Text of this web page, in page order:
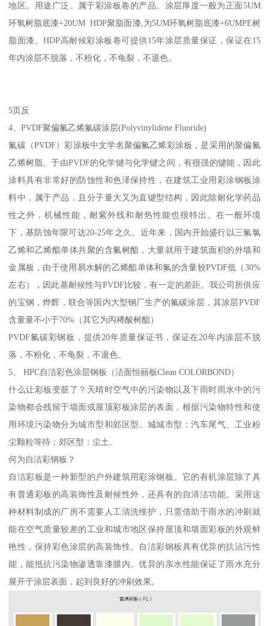
地区。用途广泛。属于彩涂板卷的产品。涂层厚度一般为正面5UM
环氧树脂底漆+20UM HDP聚脂面漆,为5UM环氧树脂底漆+6UMPE树
脂面漆。HDP高耐候彩涂板卷可提供15年涂层质量保证，保证在15
年内涂层不脱落，不粉化，不龟裂，不退色。
5页反
4、PVDF聚偏氟乙烯氟碳涂层(Polyvinylidene Fluoride)
氟碳（PVDF）彩涂板中文学名聚偏氟乙烯彩涂板，是采用的聚偏氟
乙烯树脂。于由PVDF的化学键与化学键之间，有很强的键能，因此
涂料具有非常好的防蚀性和色泽保持性，在建筑工业用彩涂钢板涂
料中，属于产品，且分子量大又为直键型结构，因此除耐化学药品
性之外，机械性能，耐紫外线和耐热性能也很特出。在一般环境
下，基防蚀年限可达20-25年之久。近年来，国内开始盛行以三氟氯
乙烯和乙烯酯单体共聚的含氟树酯，大量就用于建筑面积的外墙和
金属板，由于使用易水解的乙烯酯单体和氟的含量较PVDF低（30%
左右），因此基耐候性与PVDF比较，有一定的差距。我公司所供应
的宝钢，烨辉，联合等国内大型钢厂生产的氟碳涂层，其涂层PVDF
含量量不小于70%（其它为丙稀酸树酯）
PVDF氟碳彩钢板，提供20年质量保证书，保证在20年内涂层不脱
落，不粉化，不龟裂，不退色。
5、 HPC自洁彩色涂层钢板（洁面恒丽板Clean COLORBOND）
什么让彩板变脏了？天晴时空气中的污染物以及下雨时雨水中的污
染物都会残留于墙面或屋顶彩板涂层的表面，根据污染物特性和使
用环境污染物分为城市型和郊区型。城城市型：汽车尾气、工业粉
尘颗粒等待；郊区型：尘土。
何为自洁彩钢板？
自洁彩板是一种新型的户外建筑用彩涂钢板。它的有机涂层除了具
有普通彩板的高装饰性及耐候性外，还具有的自清洁功能。采用这
种材料制成的厂房不需要人工清洗维护，只需借助于雨水的冲刷就
能在空气质量较差的工业和城市地区保持屋顶和墙面彩板的外观鲜
艳性，保持彩色涂层的高装饰性。自洁彩钢板具有优异的抗沾污性
能，能抵抗污染物渗透靠漆膜内。优异的亲水性能保证了雨水充分
展开于涂层表面，起到良好的冲刷效果。